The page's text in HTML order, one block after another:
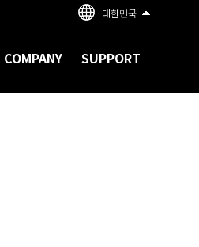
대한민국
COMPANY SUPPORT